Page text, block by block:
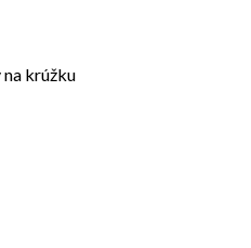
krúžku